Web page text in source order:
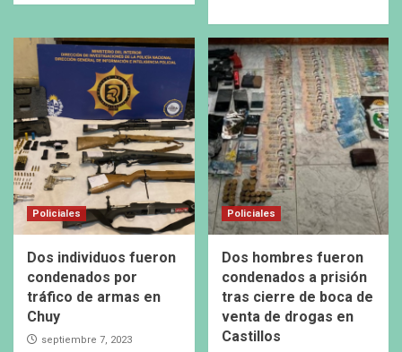
Policiales
Dos individuos fueron
condenados por
tráfico de armas en
Chuy
septiembre 7, 2023
Policiales
Dos hombres fueron
condenados a prisión
tras cierre de boca de
venta de drogas en
Castillos